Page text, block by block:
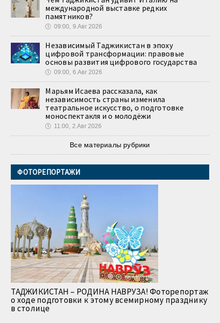
международной выставке редких
памятников?
🕔 09:00, 9.Авг 2026
Независимый Таджикистан в эпоху
цифровой трансформации: правовые
основы развития цифрового государства
🕔 09:00, 6.Авг 2026
Марьям Исаева рассказала, как
независимость страны изменила
театральное искусство, о подготовке
моноспектакля и о молодёжи
🕔 11:00, 2.Авг 2026
Все материалы рубрики
ФОТОРЕПОРТАЖИ
ТАДЖИКИСТАН – РОДИНА НАВРУЗА! Фоторепортаж
о ходе подготовки к этому всемирному празднику
в столице